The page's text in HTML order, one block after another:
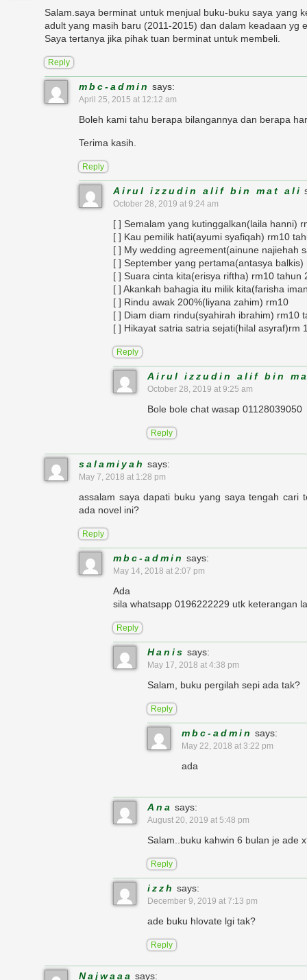
Salam.saya berminat untuk menjual buku-buku saya yang
adult yang masih baru (2011-2015) dan dalam keadaan yg
Saya tertanya jika pihak tuan berminat untuk membeli.
Reply
mbc-admin says:
April 25, 2015 at 12:12 am
Boleh kami tahu berapa bilangannya dan berapa
Terima kasih.
Reply
Airul izzudin alif bin mat ali
October 28, 2019 at 9:24 am
[ ] Semalam yang kutinggalkan(laila hanni)
[ ] Kau pemilik hati(ayumi syafiqah) rm10
[ ] My wedding agreement(ainune najiehah
[ ] September yang pertama(antasya
[ ] Suara cinta kita(erisya riftha) rm10 tahun
[ ] Akankah bahagia itu milik kita(farisha
[ ] Rindu awak 200%(liyana zahim) rm10
[ ] Diam diam rindu(syahirah ibrahim) rm10
[ ] Hikayat satria satria sejati(hilal asyraf)rm
Reply
Airul izzudin alif bin
October 28, 2019 at 9:25 am
Bole bole chat wasap 01128039050
Reply
salamiyah says:
May 7, 2018 at 1:28 pm
assalam saya dapati buku yang saya tengah cari
ada novel ini?
Reply
mbc-admin says:
May 14, 2018 at 2:07 pm
Ada
sila whatsapp 0196222229 utk keterangan
Reply
Hanis says:
May 17, 2018 at 4:38 pm
Salam, buku pergilah sepi ada tak?
Reply
mbc-admin says:
May 22, 2018 at 3:22 pm
ada
Ana says:
August 20, 2019 at 5:48 pm
Salam..buku kahwin 6 bulan je ade
Reply
izzh says:
December 9, 2019 at 7:13 pm
ade buku hlovate lgi tak?
Reply
Najwaaa says: